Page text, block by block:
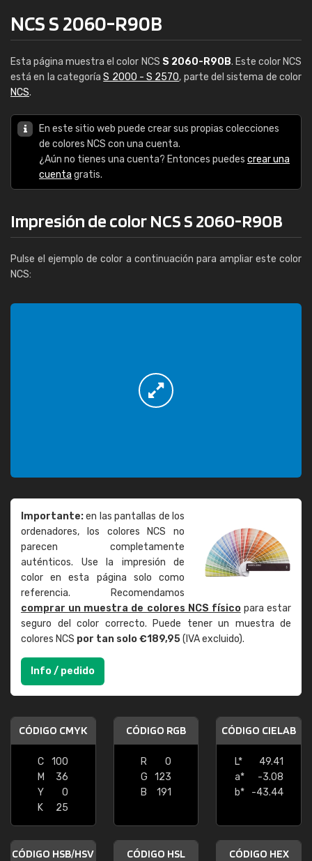
NCS S 2060-R90B
Esta página muestra el color NCS S 2060-R90B. Este color NCS
está en la categoríaS 2000 - S 2570, parte del sistema de color
NCS.
En este sitio web puede crear sus propias colecciones
de colores NCS con una cuenta.
¿Aún no tienes una cuenta? Entonces puedes crear una
cuenta gratis.
Impresión de color NCS S 2060-R90B
Pulse el ejemplo de color a continuación para ampliar este color
NCS:
Importante:en las pantallas de los
ordenadores, los colores NCS no
parecen completamente
auténticos. Use la impresión de
color en esta página solo como
referencia. Recomendamos
comprar un muestra de colores NCS físicopara estar
seguro del color correcto. Puede tener un muestra de
colores NCS por tan solo €189,95(IVA excluido).
Info / pedido
CÓDIGO CMYK
C
100
M
36
Y
0
K
25
CÓDIGO RGB
R
0
G
123
B
191
CÓDIGO CIELAB
L*
49.41
a*
-3.08
b*
-43.44
CÓDIGO HSB/HSV CÓDIGO HSL CÓDIGO HEX